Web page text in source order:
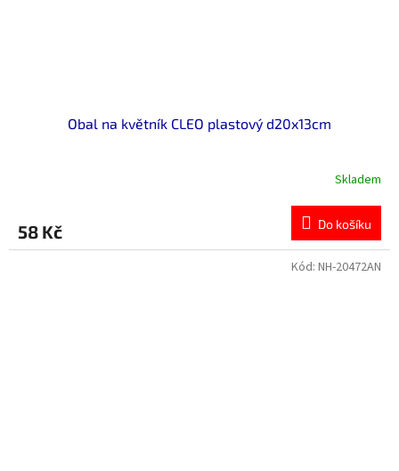
Obal na květník CLEO plastový d20x13cm
Skladem
58 Kč Do košíku
Kód: NH-20472AN